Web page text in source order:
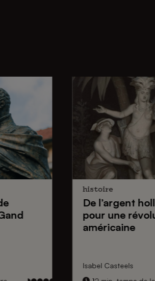
histoire
De l’argent
pour une
américaine
Isabel Casteels